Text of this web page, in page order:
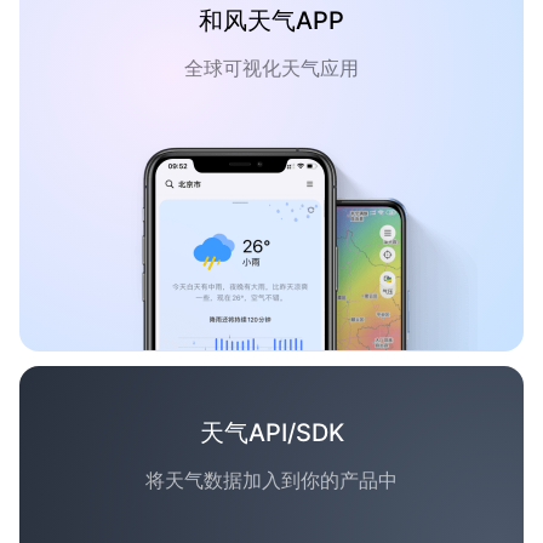
和风天气APP
全球可视化天气应用
天气API/SDK
将天气数据加入到你的产品中